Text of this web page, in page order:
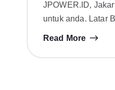
JPOWER.ID,
untuk anda. Latar
Read More